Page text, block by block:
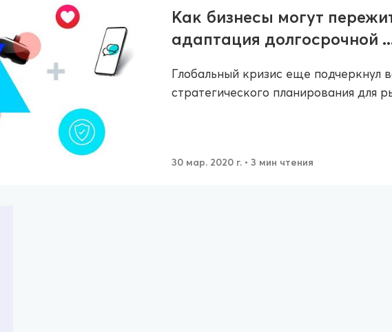
Как бизнесы могут
адаптация долгосрочной
Глобальный кризис еще подчеркнул
стратегического планирования для
30 мар. 2020 г. • 3 мин чтения